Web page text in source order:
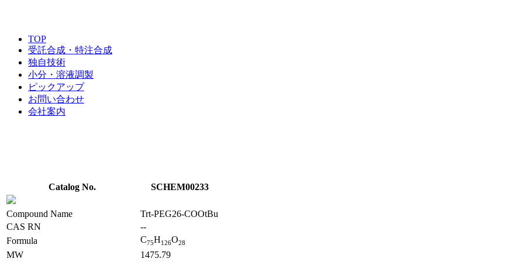
TOP
受託合成・特注合成
独自技術
小分・溶液調製
ピックアップ
お問い合わせ
会社案内
Catalog No. SCHEM00233
Compound Name
Trt-PEG26-COOtBu
CAS RN
--
Formula
C75H126O28
MW
1475.79